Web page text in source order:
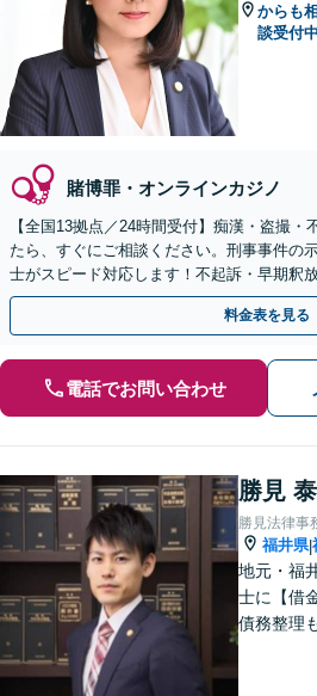
からも
談受付中
賭博罪・オンラインカジノ
【全国13拠点／24時間受付】痴漢・盗撮
たら、すぐにご相談ください。刑事事件の
士がスピード対応します！不起訴・早期釈
動を行います。
料金表を見る
電話でお問い合わせ
勝見
勝見法律事
福井県|
地元・福
士に【借
債務整理